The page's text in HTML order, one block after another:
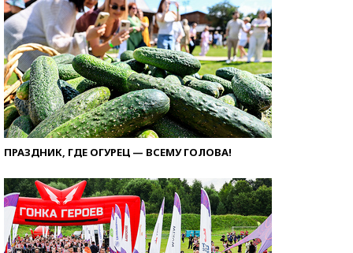
ПРАЗДНИК, ГДЕ ОГУРЕЦ — ВСЕМУ ГОЛОВА!